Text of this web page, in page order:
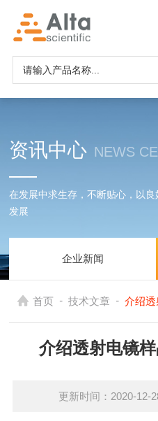
资讯中心 NEWS
在发展中求生存，不断贴心，以
发展
企业新闻
首页 - 技术文章 - 介绍
介绍透射电镜
更新时间：2020-